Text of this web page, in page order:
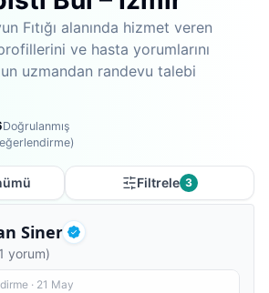
Fıtığı alanında hizmet veren
ve hasta yorumlarını
uzmandan randevu talebi
Doğrulanmış
Filtrele 3
Siner Doğrulanmış
yorum)
· 21 May